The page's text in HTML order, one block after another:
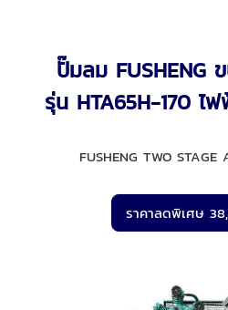
ปั๊มลม FUSHENG
รุ่น HTA65H-170 ไ
FUSHENG TWO STAGE
ราคาลดพิเศษ